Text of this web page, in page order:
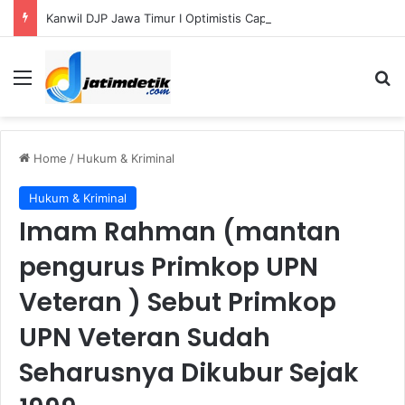
Menu
Home / Hukum & Kriminal
Hukum & Kriminal
Imam Rahman (mantan
pengurus Primkop UPN
Veteran ) Sebut Primkop
UPN Veteran Sudah
Seharusnya Dikubur Sejak